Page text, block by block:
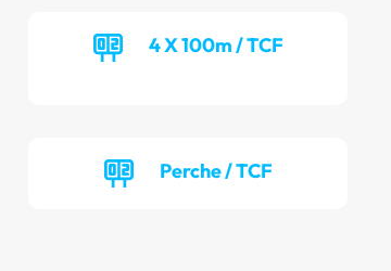
4 X 100m / TCF
Perche / TCF